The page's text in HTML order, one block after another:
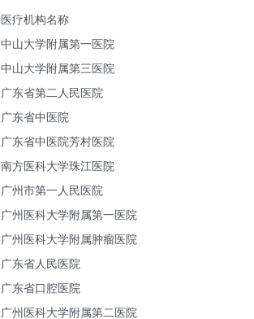
医疗机构名称
中山大学附属第一医院
中山大学附属第三医院
广东省第二人民医院
广东省中医院
广东省中医院芳村医院
南方医科大学珠江医院
广州市第一人民医院
广州医科大学附属第一医院
广州医科大学附属肿瘤医院
广东省人民医院
广东省口腔医院
广州医科大学附属第二医院